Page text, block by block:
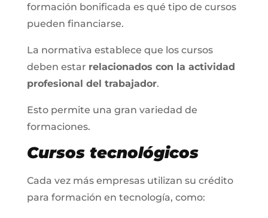
formación bonificada es qué tipo de cursos
pueden financiarse.
La normativa establece que los cursos
deben estar relacionados con la actividad
profesional del trabajador.
Esto permite una gran variedad de
formaciones.
Cursos tecnológicos
Cada vez más empresas utilizan su crédito
para formación en tecnología, como: